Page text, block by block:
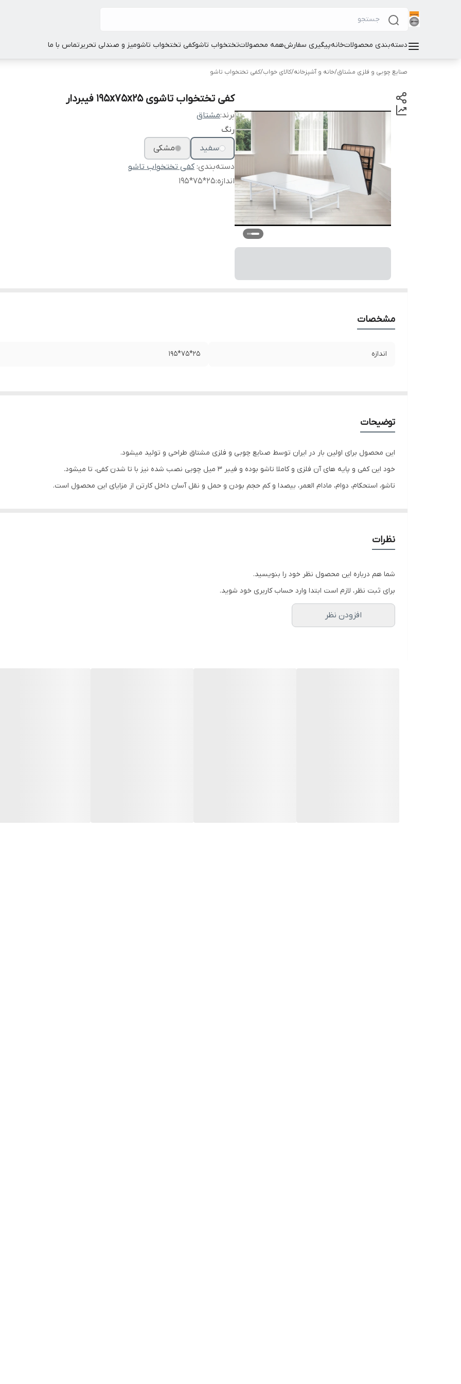
دسته‌بندی محصولاتخانهپیگیری سفارشهمه محصولاتتختخواب تاشوکفی تختخواب تاشومیز و صندلی تحریرتماس با ما
صنایع چوبی و فلزی مشتاق/خانه و آشپزخانه/کالای خواب/کفی تختخواب تاشو
کفی تختخواب تاشوی 195x75x25 فیبردار
برند:مشتاق
رنگ
سفید
مشکی
دسته‌بندی: کفی تختخواب تاشو
اندازه:
25*75*195
مشخصات
اندازه 25*75*195
توضیحات
این محصول برای اولین بار در ایران توسط صنایع چوبی و فلزی مشتاق طراحی و تولید میشود.
خود این کفی و پایه های آن فلزی و کاملا تاشو بوده و فیبر 3 میل چوبی نصب شده نیز با تا شدن کفی، تا میشود.
تاشو، استحکام، دوام، مادام العمر، بیصدا و کم حجم بودن و حمل و نقل آسان داخل کارتن از مزایای این محصول است.
نظرات
شما هم درباره این محصول نظر خود را بنویسید.
برای ثبت نظر، لازم است ابتدا وارد حساب کاربری خود شوید.
افزودن نظر